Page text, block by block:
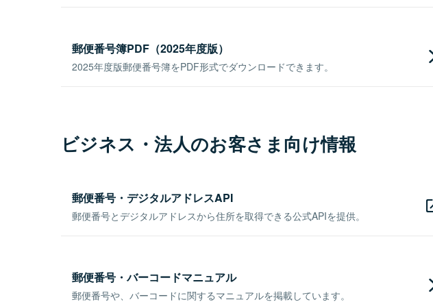
郵便番号簿PDF（2025年度版）
2025年度版郵便番号簿をPDF形式でダウンロードできます。
ビジネス・法人のお客さま向け情報
郵便番号・デジタルアドレスAPI
郵便番号とデジタルアドレスから住所を取得できる公式APIを提供。
郵便番号・バーコードマニュアル
郵便番号や、バーコードに関するマニュアルを掲載しています。